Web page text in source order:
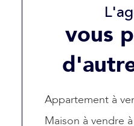
vous
Appartement à
Maison à vendre